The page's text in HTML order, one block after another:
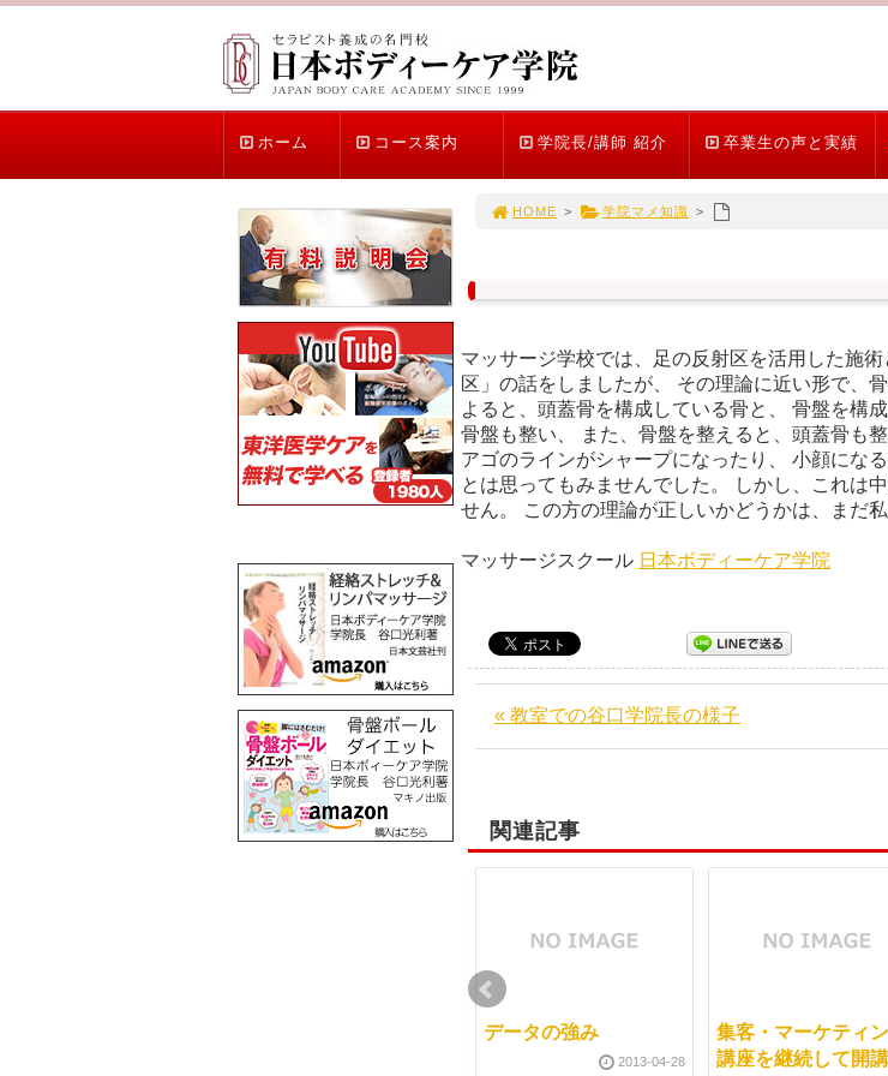
ホーム コース案内 学院長/講師 紹介 卒業生の声と実績
HOME > 学院マメ知識 >
マッサージ学校では、足の反射区を活用した施
区」の話をしましたが、 その理論に近い形で、
よると、頭蓋骨を構成している骨と、 骨盤を構
骨盤も整い、 また、骨盤を整えると、頭蓋骨も
アゴのラインがシャープになったり、 小顔にな
とは思ってもみませんでした。 しかし、これは
せん。 この方の理論が正しいかどうかは、まだ
マッサージスクール 日本ボディーケア学院
« 教室での谷口学院長の様子
関連記事
データの強み
2013-04-28
集客・マーケティ
講座を継続して開講